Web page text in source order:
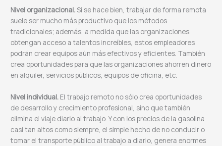
Nivel organizacional.Si se hace bien, trabajar de forma remota
suele ser mucho más productivo que los métodos
tradicionales; además, a medida que las organizaciones
obtengan acceso a talentos increíbles, estos empleadores
podrán crear equipos aún más efectivos y eficientes. También
crea oportunidades para que las organizaciones ahorren dinero
en alquiler, servicios públicos, equipos de oficina, etc.
Nivel individual. El trabajo remoto no sólo crea oportunidades
de desarrollo y crecimiento profesional, sino que también
elimina el viaje diario al trabajo. Y con los precios de la gasolina
casi tan altos como siempre, el simple hecho de no conducir o
tomar el transporte público al trabajo a diario, genera enormes